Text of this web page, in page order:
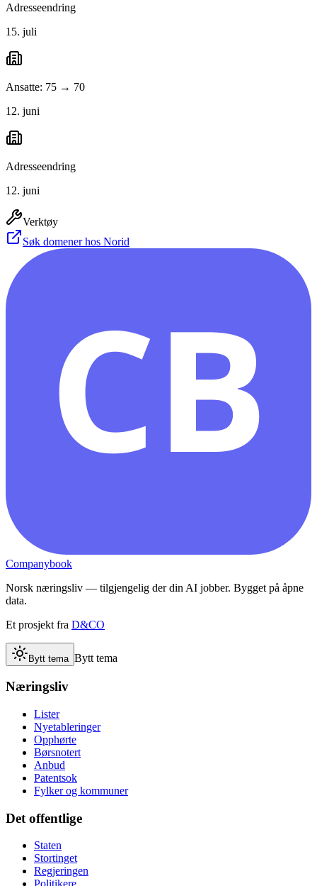
Adresseendring
15. juli
Ansatte: 75 → 70
12. juni
Adresseendring
12. juni
Verktøy
Søk domener hos Norid
CB
Companybook
Norsk næringsliv — tilgjengelig der din AI jobber. Bygget på åpne
data.
Et prosjekt fra D&CO
Bytt tema Bytt tema
Næringsliv
Lister
Nyetableringer
Opphørte
Børsnotert
Anbud
Patentsok
Fylker og kommuner
Det offentlige
Staten
Stortinget
Regjeringen